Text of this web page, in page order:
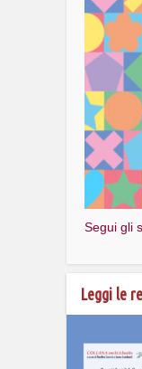
Segui gli
Leggi le